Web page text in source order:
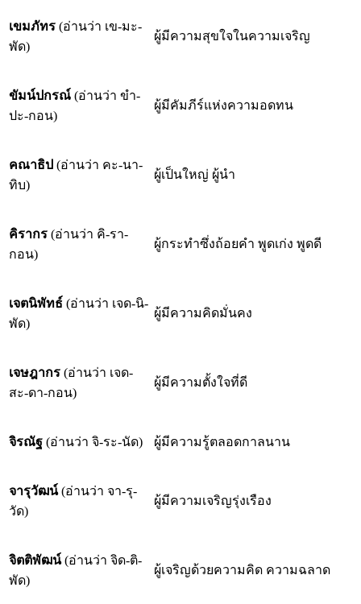
เขมภัทร (อ่านว่า เข-มะ-
พัด)
ผู้มีความสุขใจในความเจริญ
ขัมน์ปกรณ์ (อ่านว่า ขำ-
ปะ-กอน)
ผู้มีคัมภีร์แห่งความอดทน
คณาธิป (อ่านว่า คะ-นา-
ทิบ)
ผู้เป็นใหญ่ ผู้นำ
คิรากร (อ่านว่า คิ-รา-
กอน)
ผู้กระทำซึ่งถ้อยคำ พูดเก่ง พูดดี
เจตนิพัทธ์ (อ่านว่า เจด-นิ-
พัด)
ผู้มีความคิดมั่นคง
เจษฎากร (อ่านว่า เจด-
สะ-ดา-กอน)
ผู้มีความตั้งใจที่ดี
จิรณัฐ (อ่านว่า จิ-ระ-นัด) ผู้มีความรู้ตลอดกาลนาน
จารุวัฒน์(อ่านว่า จา-รุ-
วัด)
ผู้มีความเจริญรุ่งเรือง
จิตติพัฒน์(อ่านว่า จิด-ติ-
พัด)
ผู้เจริญด้วยความคิด ความฉลาด